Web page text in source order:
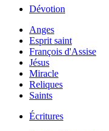
Dévotion
Anges
Esprit saint
François d'Assise
Jésus
Miracle
Reliques
Saints
Écritures